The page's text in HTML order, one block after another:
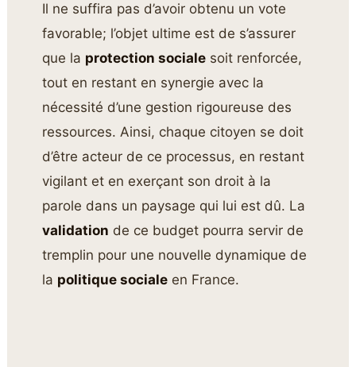
Il ne suffira pas d’avoir obtenu un vote
favorable; l’objet ultime est de s’assurer
que la protection sociale soit renforcée,
tout en restant en synergie avec la
nécessité d’une gestion rigoureuse des
ressources. Ainsi, chaque citoyen se doit
d’être acteur de ce processus, en restant
vigilant et en exerçant son droit à la
parole dans un paysage qui lui est dû. La
validation de ce budget pourra servir de
tremplin pour une nouvelle dynamique de
la politique sociale en France.